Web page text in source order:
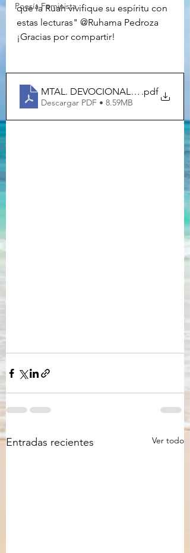
Poesía Feminista
que la Ruah vivifique su espíritu con
estas lecturas" @Ruhama Pedroza
¡Gracias por compartir!
MTAL. DEVOCIONAL 2024
.pdf
Descargar PDF • 8.59MB
Entradas recientes Ver todo